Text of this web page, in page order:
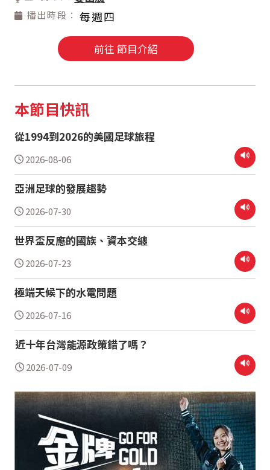
播出時段： 每週四
前往 節目介紹
本節目快訊
從1994到2026的美國足球旅程
2026-08-06
亞洲足球的發展趨勢
2026-07-30
世界盃反應的國族、資本交纏
2026-07-23
極端天候下的水電問題
2026-07-16
近十年台灣能源政策錯了嗎？
2026-07-09